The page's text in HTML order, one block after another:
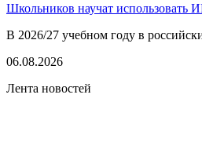
Школьников научат использовать
В 2026/27 учебном году в
06.08.2026
Лента новостей